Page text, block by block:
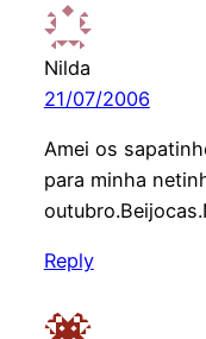
Nilda
21/07/2006
Amei os
para minha
Reply